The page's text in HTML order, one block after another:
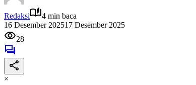
Redaksi
4 min baca
16 Desember 202517 Desember 2025
28
×